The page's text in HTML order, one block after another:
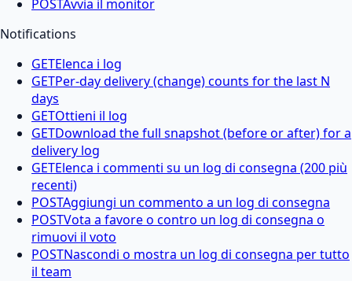
POSTAvvia il monitor
Notifications
GETElenca i log
GETPer-day delivery (change) counts for the last N
days
GETOttieni il log
GETDownload the full snapshot (before or after) for a
delivery log
GETElenca i commenti su un log di consegna (200 più
recenti)
POSTAggiungi un commento a un log di consegna
POSTVota a favore o contro un log di consegna o
rimuovi il voto
POSTNascondi o mostra un log di consegna per tutto
il team